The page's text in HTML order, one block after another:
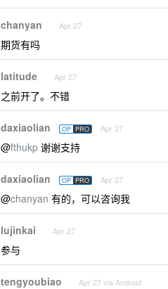
chanyan Apr 27
期货有吗
latitude Apr 27
之前开了。不错
daxiaolian OP PRO Apr 27
@fthukp 谢谢支持
daxiaolian OP PRO Apr 27
@chanyan 有的，可以咨询我
lujinkai Apr 27
参与
tengyoubiao Apr 27 via Android